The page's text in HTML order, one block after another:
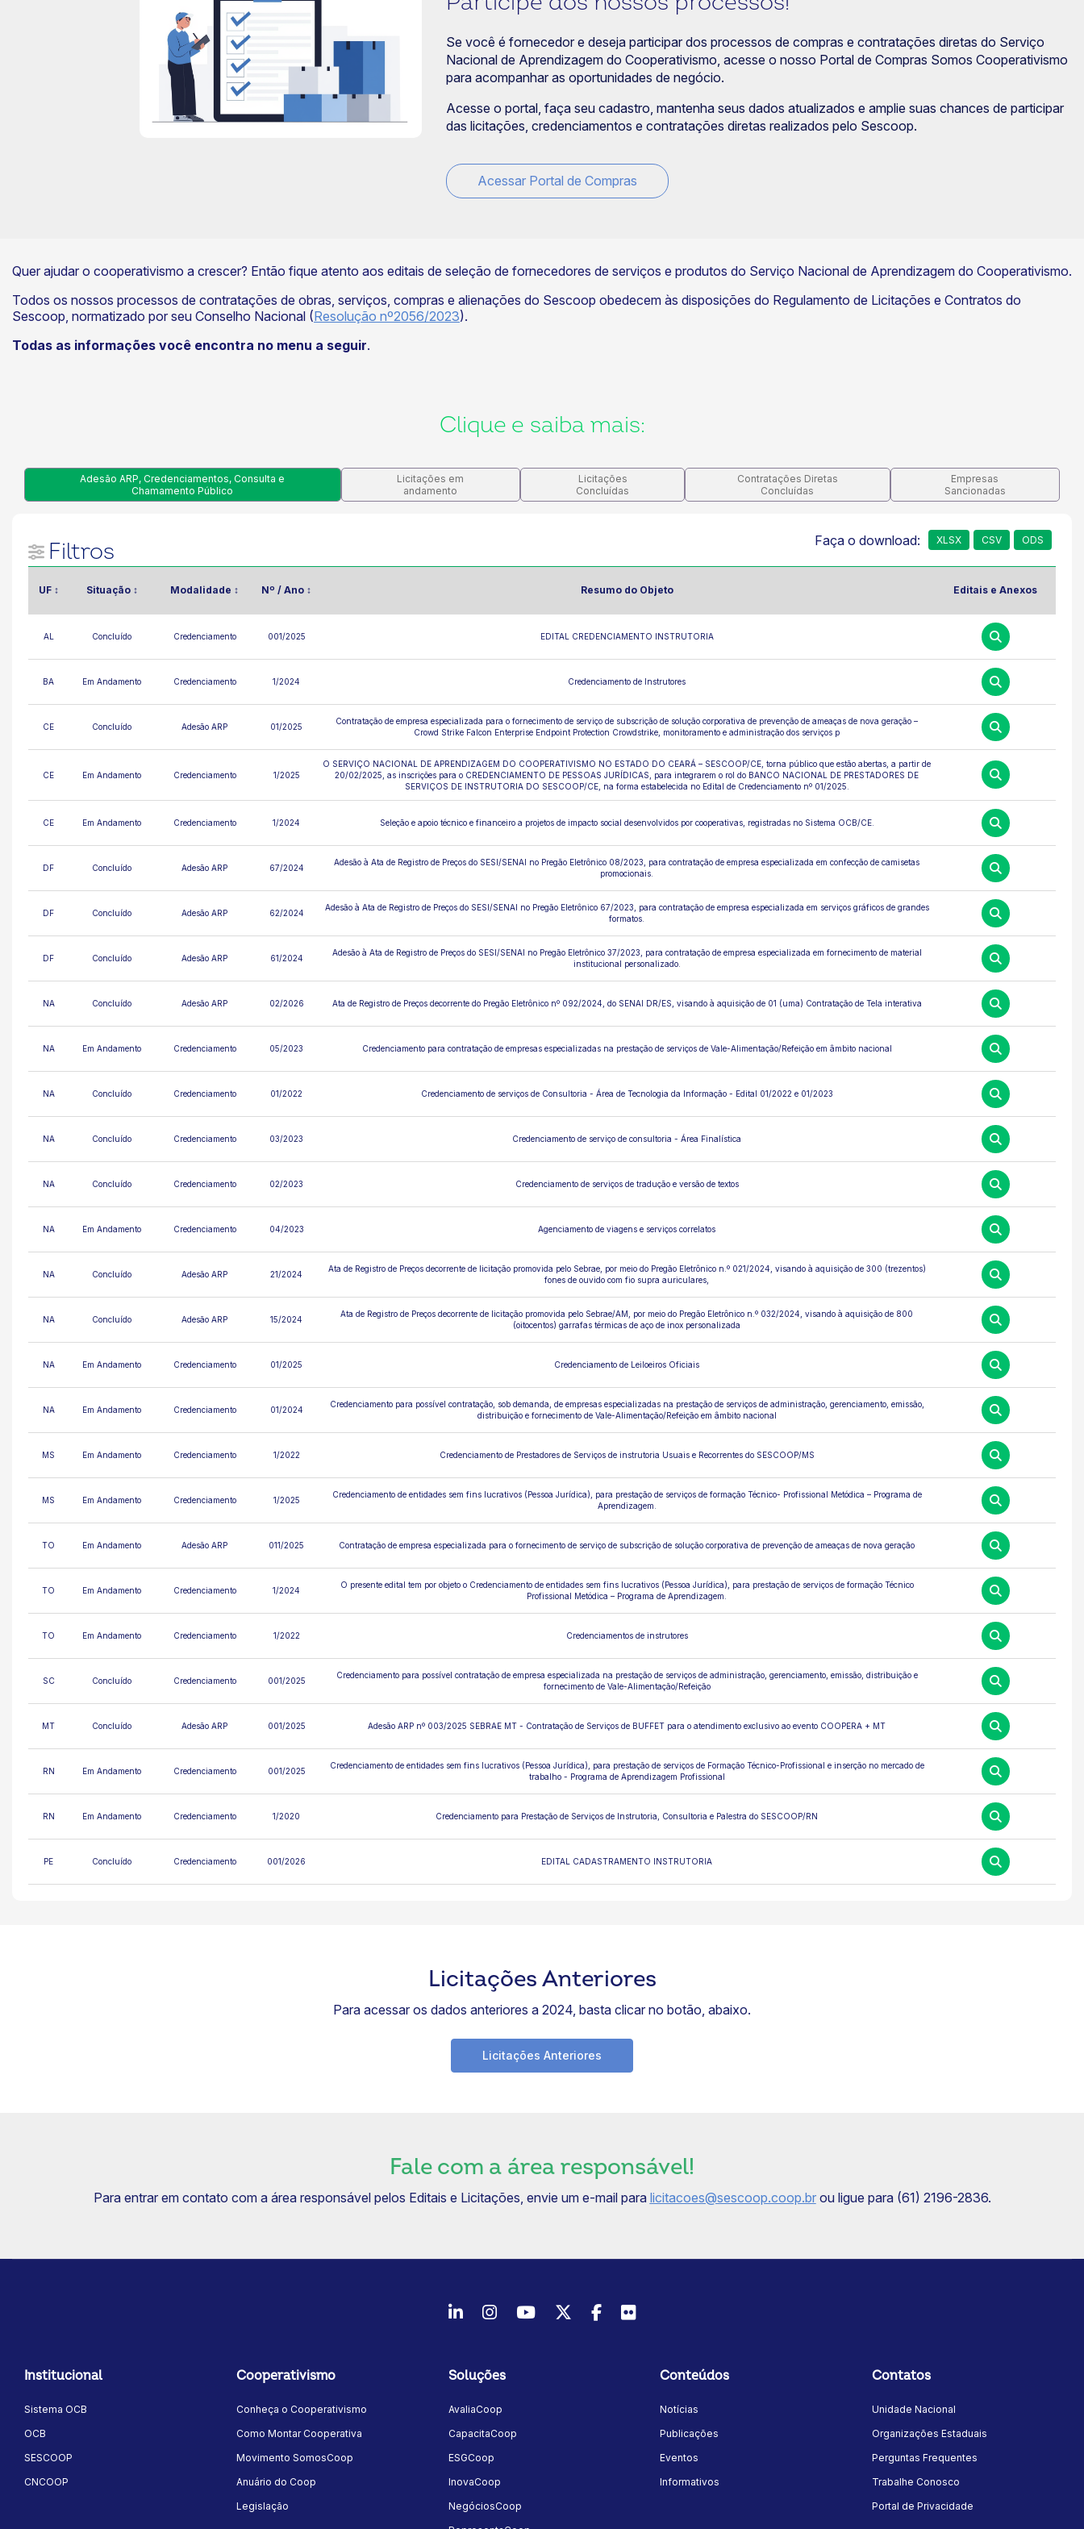
Se você é fornecedor e deseja participar dos processos de compras e contratações diretas do Serviço
Nacional de Aprendizagem do Cooperativismo, acesse o nosso Portal de Compras Somos Cooperativismo
para acompanhar as oportunidades de negócio.
Acesse o portal, faça seu cadastro, mantenha seus dados atualizados e amplie suas chances de participar
das licitações, credenciamentos e contratações diretas realizados pelo Sescoop.
Acessar Portal de Compras
Quer ajudar o cooperativismo a crescer? Então fique atento aos editais de seleção de fornecedores de serviços e produtos do Serviço Nacional de Aprendizagem do Cooperativismo.
Todos os nossos processos de contratações de obras, serviços, compras e alienações do Sescoop obedecem às disposições do Regulamento de Licitações e Contratos do
Sescoop, normatizado por seu Conselho Nacional (Resolução nº2056/2023).
Todas as informações você encontra no menu a seguir.
Clique e saiba mais:
Adesão ARP, Credenciamentos, Consulta e
Chamamento Público
Licitações em
andamento
Licitações
Concluídas
Contratações Diretas
Concluídas
Empresas
Sancionadas
Filtros Faça o download: XLSX CSV ODS
UF ↕ Situação ↕ Modalidade ↕ Nº / Ano ↕ Resumo do Objeto Editais e Anexos
AL Concluído Credenciamento 001/2025 EDITAL CREDENCIAMENTO INSTRUTORIA
BA Em Andamento Credenciamento 1/2024 Credenciamento de Instrutores
CE Concluído Adesão ARP 01/2025
Contratação de empresa especializada para o fornecimento de serviço de subscrição de solução corporativa de prevenção de ameaças de nova geração –
Crowd Strike Falcon Enterprise Endpoint Protection Crowdstrike, monitoramento e administração dos serviços p
CE Em Andamento Credenciamento 1/2025
O SERVIÇO NACIONAL DE APRENDIZAGEM DO COOPERATIVISMO NO ESTADO DO CEARÁ – SESCOOP/CE, torna público que estão abertas, a partir de
20/02/2025, as inscrições para o CREDENCIAMENTO DE PESSOAS JURÍDICAS, para integrarem o rol do BANCO NACIONAL DE PRESTADORES DE
SERVIÇOS DE INSTRUTORIA DO SESCOOP/CE, na forma estabelecida no Edital de Credenciamento nº 01/2025.
CE Em Andamento Credenciamento 1/2024 Seleção e apoio técnico e financeiro a projetos de impacto social desenvolvidos por cooperativas, registradas no Sistema OCB/CE.
DF Concluído Adesão ARP 67/2024
Adesão à Ata de Registro de Preços do SESI/SENAI no Pregão Eletrônico 08/2023, para contratação de empresa especializada em confecção de camisetas
promocionais.
DF Concluído Adesão ARP 62/2024
Adesão à Ata de Registro de Preços do SESI/SENAI no Pregão Eletrônico 67/2023, para contratação de empresa especializada em serviços gráficos de grandes
formatos.
DF Concluído Adesão ARP 61/2024
Adesão à Ata de Registro de Preços do SESI/SENAI no Pregão Eletrônico 37/2023, para contratação de empresa especializada em fornecimento de material
institucional personalizado.
NA Concluído Adesão ARP 02/2026 Ata de Registro de Preços decorrente do Pregão Eletrônico nº 092/2024, do SENAI DR/ES, visando à aquisição de 01 (uma) Contratação de Tela interativa
NA Em Andamento Credenciamento 05/2023 Credenciamento para contratação de empresas especializadas na prestação de serviços de Vale-Alimentação/Refeição em âmbito nacional
NA Concluído Credenciamento 01/2022 Credenciamento de serviços de Consultoria - Área de Tecnologia da Informação - Edital 01/2022 e 01/2023
NA Concluído Credenciamento 03/2023 Credenciamento de serviço de consultoria - Área Finalística
NA Concluído Credenciamento 02/2023 Credenciamento de serviços de tradução e versão de textos
NA Em Andamento Credenciamento 04/2023 Agenciamento de viagens e serviços correlatos
NA Concluído Adesão ARP 21/2024
Ata de Registro de Preços decorrente de licitação promovida pelo Sebrae, por meio do Pregão Eletrônico n.º 021/2024, visando à aquisição de 300 (trezentos)
fones de ouvido com fio supra auriculares,
NA Concluído Adesão ARP 15/2024
Ata de Registro de Preços decorrente de licitação promovida pelo Sebrae/AM, por meio do Pregão Eletrônico n.º 032/2024, visando à aquisição de 800
(oitocentos) garrafas térmicas de aço de inox personalizada
NA Em Andamento Credenciamento 01/2025 Credenciamento de Leiloeiros Oficiais
NA Em Andamento Credenciamento 01/2024
Credenciamento para possível contratação, sob demanda, de empresas especializadas na prestação de serviços de administração, gerenciamento, emissão,
distribuição e fornecimento de Vale-Alimentação/Refeição em âmbito nacional
MS Em Andamento Credenciamento 1/2022 Credenciamento de Prestadores de Serviços de instrutoria Usuais e Recorrentes do SESCOOP/MS
MS Em Andamento Credenciamento 1/2025
Credenciamento de entidades sem fins lucrativos (Pessoa Jurídica), para prestação de serviços de formação Técnico- Profissional Metódica – Programa de
Aprendizagem.
TO Em Andamento Adesão ARP 011/2025 Contratação de empresa especializada para o fornecimento de serviço de subscrição de solução corporativa de prevenção de ameaças de nova geração
TO Em Andamento Credenciamento 1/2024
O presente edital tem por objeto o Credenciamento de entidades sem fins lucrativos (Pessoa Jurídica), para prestação de serviços de formação Técnico
Profissional Metódica – Programa de Aprendizagem.
TO Em Andamento Credenciamento 1/2022 Credenciamentos de instrutores
SC Concluído Credenciamento 001/2025
Credenciamento para possível contratação de empresa especializada na prestação de serviços de administração, gerenciamento, emissão, distribuição e
fornecimento de Vale-Alimentação/Refeição
MT Concluído Adesão ARP 001/2025 Adesão ARP nº 003/2025 SEBRAE MT - Contratação de Serviços de BUFFET para o atendimento exclusivo ao evento COOPERA + MT
RN Em Andamento Credenciamento 001/2025
Credenciamento de entidades sem fins lucrativos (Pessoa Jurídica), para prestação de serviços de Formação Técnico-Profissional e inserção no mercado de
trabalho - Programa de Aprendizagem Profissional
RN Em Andamento Credenciamento 1/2020 Credenciamento para Prestação de Serviços de Instrutoria, Consultoria e Palestra do SESCOOP/RN
PE Concluído Credenciamento 001/2026 EDITAL CADASTRAMENTO INSTRUTORIA
Licitações Anteriores
Para acessar os dados anteriores a 2024, basta clicar no botão, abaixo.
Licitações Anteriores
Fale com a área responsável!
Para entrar em contato com a área responsável pelos Editais e Licitações, envie um e-mail para licitacoes@sescoop.coop.brou ligue para (61) 2196-2836.
LinkedInInstagram
YoutubeTwitter/X
Facebook
Flickr
Institucional
Sistema OCB
OCB
SESCOOP
CNCOOP
Cooperativismo
Conheça o Cooperativismo
Como Montar Cooperativa
Movimento SomosCoop
Anuário do Coop
Legislação
Soluções
AvaliaCoop
CapacitaCoop
ESGCoop
InovaCoop
NegóciosCoop
Conteúdos
Notícias
Publicações
Eventos
Informativos
Contatos
Unidade Nacional
Organizações Estaduais
Perguntas Frequentes
Trabalhe Conosco
Portal de Privacidade